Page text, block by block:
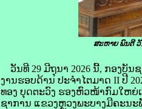
ສະຫາຍ ພົນຕີ ວັ
ວັນທີ 29 ມີຖຸນາ 2026 ນີ້, ກອງບັ
ງານຮອບດ້ານ ປະຈຳໄຕມາດ II ປີ
ທອງ ບຸດຕະວົງ ຮອງຫົວໜ້າກົມໃຫຍ່
ຊາການ ແຂວງຫຼວງພະບາງມີຄະນ